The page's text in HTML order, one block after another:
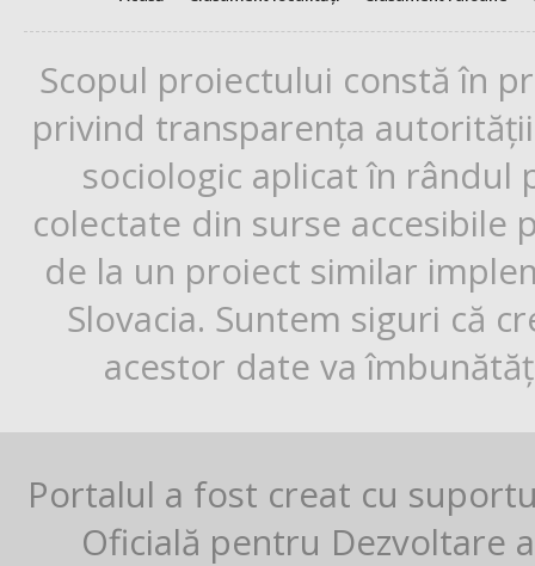
Scopul proiectului constă în
privind transparența
sociologic aplicat în rândul
colectate din surse
de la un proiect similar
Slovacia. Suntem siguri că
acestor date va
Portalul a fost creat cu
Oficială pentru Dezvoltare